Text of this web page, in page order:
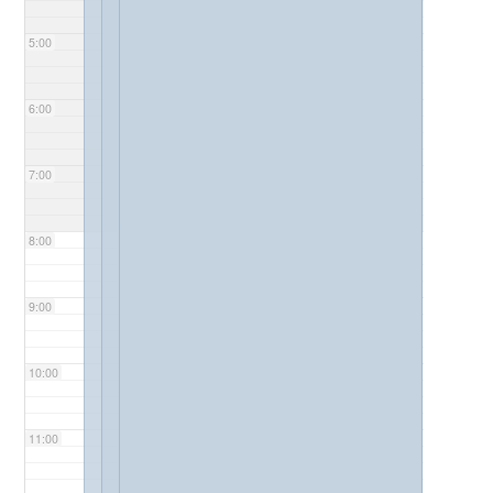
5:00
6:00
7:00
8:00
9:00
10:00
11:00